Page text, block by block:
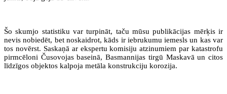
Šo skumjo statistiku var turpināt, taču mūsu publikācijas mērķis ir
nevis nobiedēt, bet noskaidrot, kāds ir iebrukumu iemesls un kas var
tos novērst. Saskaņā ar ekspertu komisiju atzinumiem par katastrofu
pirmcēloni Čusovojas baseinā, Basmannijas tirgū Maskavā un citos
līdzīgos objektos kalpoja metāla konstrukciju korozija.